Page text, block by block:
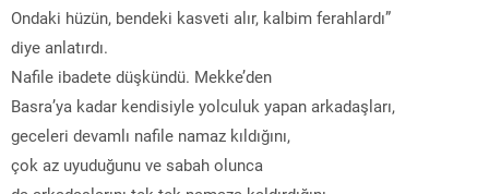
Ondaki hüzün, bendeki kasveti alır, kalbim ferahlardı”
diye anlatırdı.
Nafile ibadete düşkündü. Mekke’den
Basra’ya kadar kendisiyle yolculuk yapan arkadaşları,
geceleri devamlı nafile namaz kıldığını,
çok az uyuduğunu ve sabah olunca